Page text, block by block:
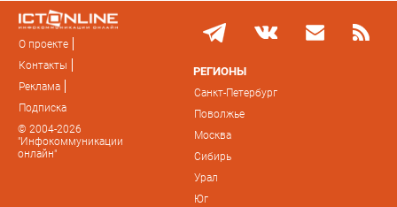
О проекте
Контакты
Реклама
Подписка
© 2004-2026
"Инфокоммуникации
онлайн"
РЕГИОНЫ
Санкт-Петербург
Поволжье
Москва
Сибирь
Урал
Юг